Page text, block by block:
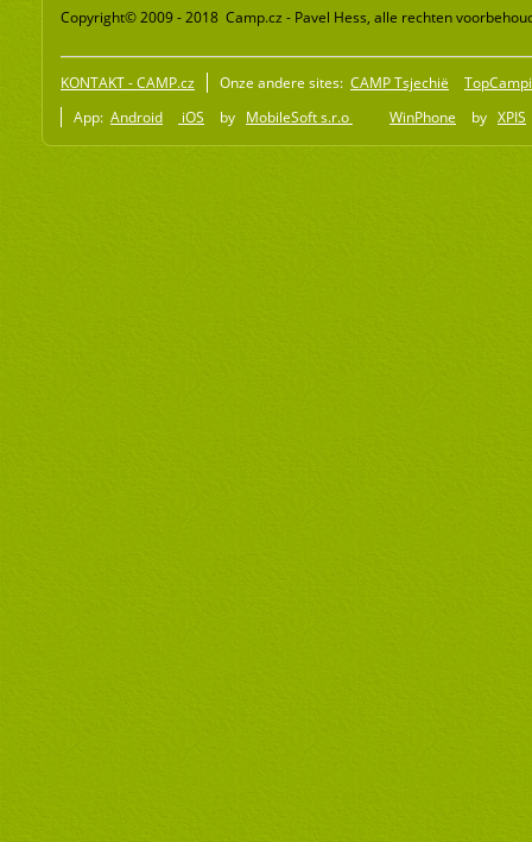
Copyright© 2009 - 2018 Camp.cz - Pavel Hess, alle rechten
KONTAKT - CAMP.cz Onze andere sites: CAMP Tsjechië
App: Android iOS by MobileSoft s.r.o WinPhone by XPIS